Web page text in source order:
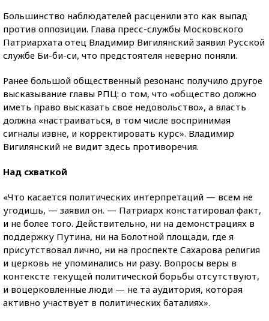
Большинство наблюдателей расценили это как выпад
против оппозиции. Глава пресс-службы Московского
Патриархата отец Владимир Вигилянский заявил Русской
службе Би-би-си, что предстоятеля неверно поняли.
Ранее большой общественный резонанс получило другое
высказывание главы РПЦ: о том, что «общество должно
иметь право высказать свое недовольство», а власть
должна «настраиваться, в том числе воспринимая
сигналы извне, и корректировать курс». Владимир
Вигилянский не видит здесь противоречия.
Над схваткой
«Что касается политических интерпретаций — всем не
угодишь, — заявил он. — Патриарх констатировал факт,
и не более того. Действительно, ни на демонстрациях в
поддержку Путина, ни на Болотной площади, где я
присутствовал лично, ни на проспекте Сахарова религия
и церковь не упоминались ни разу. Вопросы веры в
контексте текущей политической борьбы отсутствуют,
и воцерковленные люди — не та аудитория, которая
активно участвует в политических баталиях».